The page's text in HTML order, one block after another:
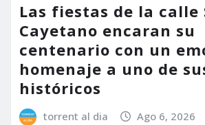
Las fiestas de la calle
Cayetano encaran su
centenario con un
homenaje a uno de
históricos
torrent al dia Ago 6, 2026